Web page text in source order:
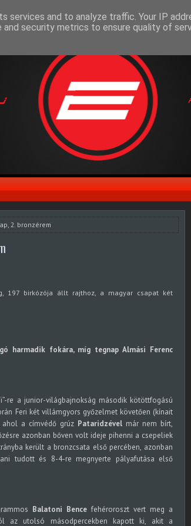
2. bronzérem
197 birkózója állt rajthoz, a magyar csapat két
harmadik fokára, míg tegnap Almási Ferenc
re a junior-világbajnokság második kötöttfogású
Feri két villámgyors győzelmet követően (kínait
a címvédő grúz Pataridzével már nem bírt,
azonban bőven volt ideje pihenni a csepeliek
került a bronzcsata első percében, azonban
tudott és 8-4-re megnyerte pályafutása első
Balatoni Bencefehéroroszt vert meg a
az utolsó másodpercekben kapott ki, akit a
services and to analyze traffic. Your IP
security metrics to ensure quality of